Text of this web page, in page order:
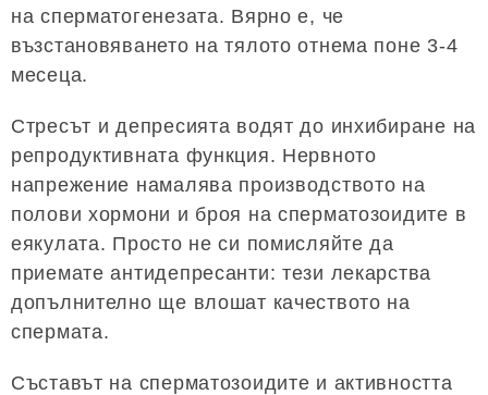
на сперматогенезата. Вярно е, че
възстановяването на тялото отнема поне 3-4
месеца.
Стресът и депресията водят до инхибиране на
репродуктивната функция. Нервното
напрежение намалява производството на
полови хормони и броя на сперматозоидите в
еякулата. Просто не си помисляйте да
приемате антидепресанти: тези лекарства
допълнително ще влошат качеството на
спермата.
Съставът на сперматозоидите и активността